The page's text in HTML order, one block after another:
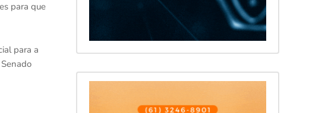
para que
para a